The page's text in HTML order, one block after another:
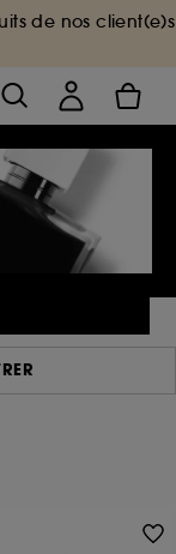
de nos client(e)s